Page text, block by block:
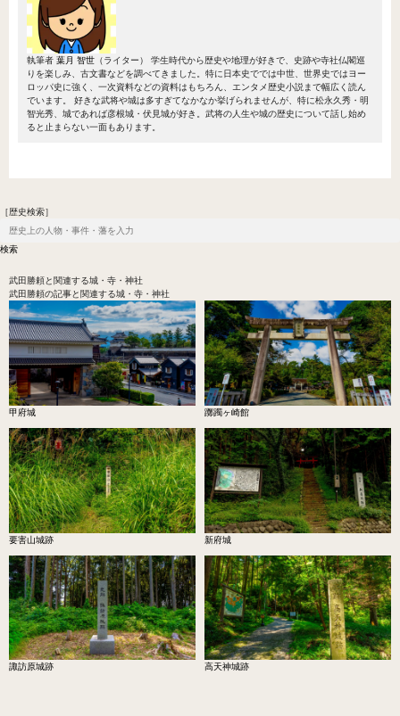
執筆者 葉月 智世 （ライター）
学生時代から歴史や地理が好きで、史跡や寺社仏閣巡
りを楽しみ、古文書などを調べてきました。特に日本史ででは中世、世界史ではヨー
ロッパ史に強く、一次資料などの資料はもちろん、エンタメ歴史小説まで幅広く読ん
でいます。 好きな武将や城は多すぎてなかなか挙げられませんが、特に松永久秀・明
智光秀、城であれば彦根城・伏見城が好き。武将の人生や城の歴史について話し始め
ると止まらない一面もあります。
［歴史検索］
武田勝頼と関連する城・寺・神社
武田勝頼の記事と関連する城・寺・神社
甲府城 躑躅ヶ崎館
要害山城跡 新府城
諏訪原城跡 高天神城跡